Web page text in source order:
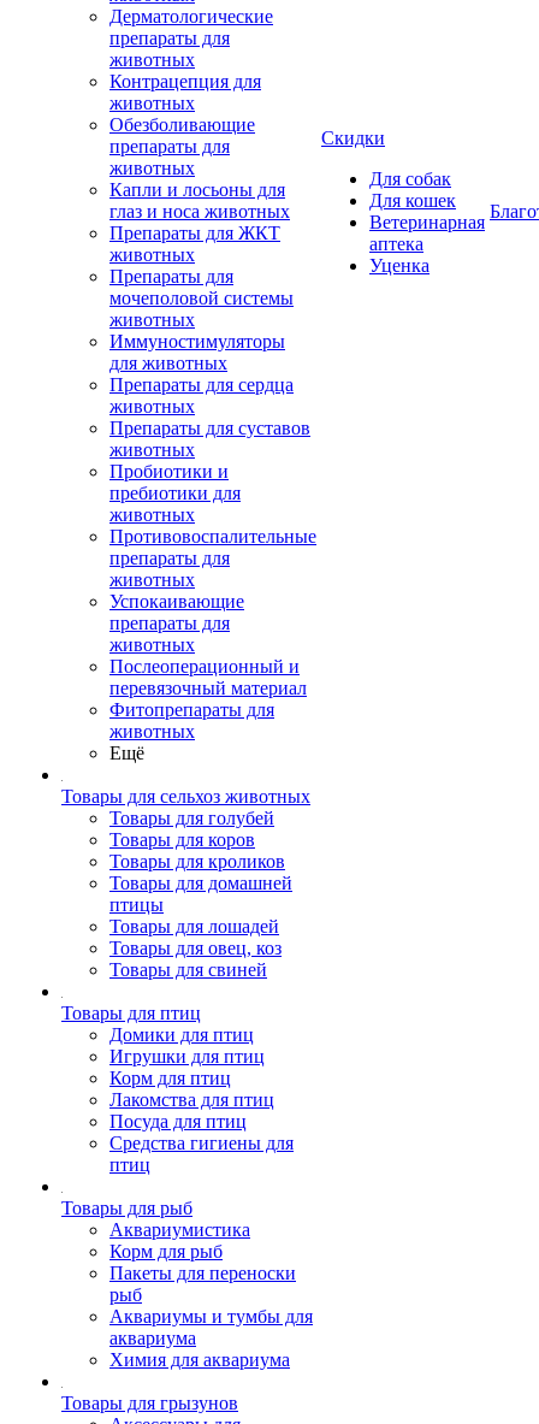
Дерматологические
препараты для
животных
Контрацепция для
животных
Обезболивающие
препараты для
животных
Капли и лосьоны для
глаз и носа животных
Препараты для ЖКТ
животных
Препараты для
мочеполовой системы
животных
Иммуностимуляторы
для животных
Препараты для сердца
животных
Препараты для суставов
животных
Пробиотики и
пребиотики для
животных
Противовоспалительные
препараты для
животных
Успокаивающие
препараты для
животных
Послеоперационный и
перевязочный материал
Фитопрепараты для
животных
Ещё
Товары для сельхоз животных
Товары для голубей
Товары для коров
Товары для кроликов
Товары для домашней
птицы
Товары для лошадей
Товары для овец, коз
Товары для свиней
Товары для птиц
Домики для птиц
Игрушки для птиц
Корм для птиц
Лакомства для птиц
Посуда для птиц
Средства гигиены для
птиц
Товары для рыб
Аквариумистика
Корм для рыб
Пакеты для переноски
рыб
Аквариумы и тумбы для
аквариума
Химия для аквариума
Товары для грызунов
Скидки
Для собак
Для кошек
Ветеринарная
аптека
Уценка